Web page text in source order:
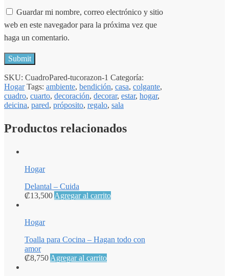
Guardar mi nombre, correo electrónico y sitio
web en este navegador para la próxima vez que
haga un comentario.
SKU: CuadroPared-tucorazon-1 Categoría:
Hogar Tags: ambiente, bendición, casa, colgante,
cuadro, cuarto, decoración, decorar, estar, hogar,
deicina, pared, próposito, regalo, sala
Productos relacionados
Hogar
Delantal – Cuida
₡13,500 Agregar al carrito
Hogar
Toalla para Cocina – Hagan todo con
amor
₡8,750 Agregar al carrito